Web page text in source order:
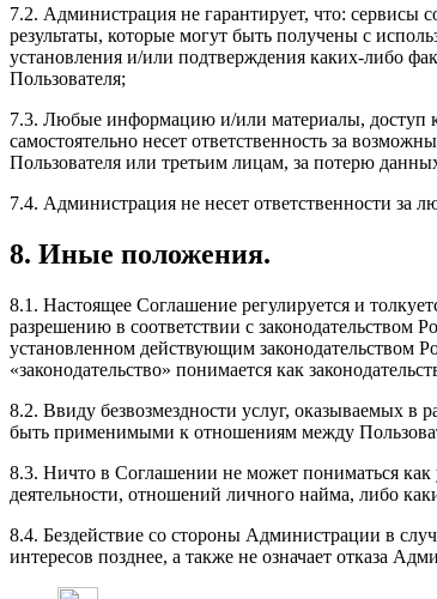
7.2. Администрация не гарантирует, что: сервисы
результаты, которые могут быть получены с
установления и/или подтверждения каких-либо
Пользователя;
7.3. Любые информацию и/или материалы, доступ к
самостоятельно несет ответственность за
Пользователя или третьим лицам, за потерю
7.4. Администрация не несет ответственности за
8. Иные положения.
8.1. Настоящее Соглашение регулируется и
разрешению в соответствии с
установленном действующим законодательством
«законодательство» понимается как
8.2. Ввиду безвозмездности услуг, оказываемых в
быть применимыми к отношениям между
8.3. Ничто в Соглашении не может пониматься
деятельности, отношений личного найма, либо
8.4. Бездействие со стороны Администрации в
интересов позднее, а также не означает отказа